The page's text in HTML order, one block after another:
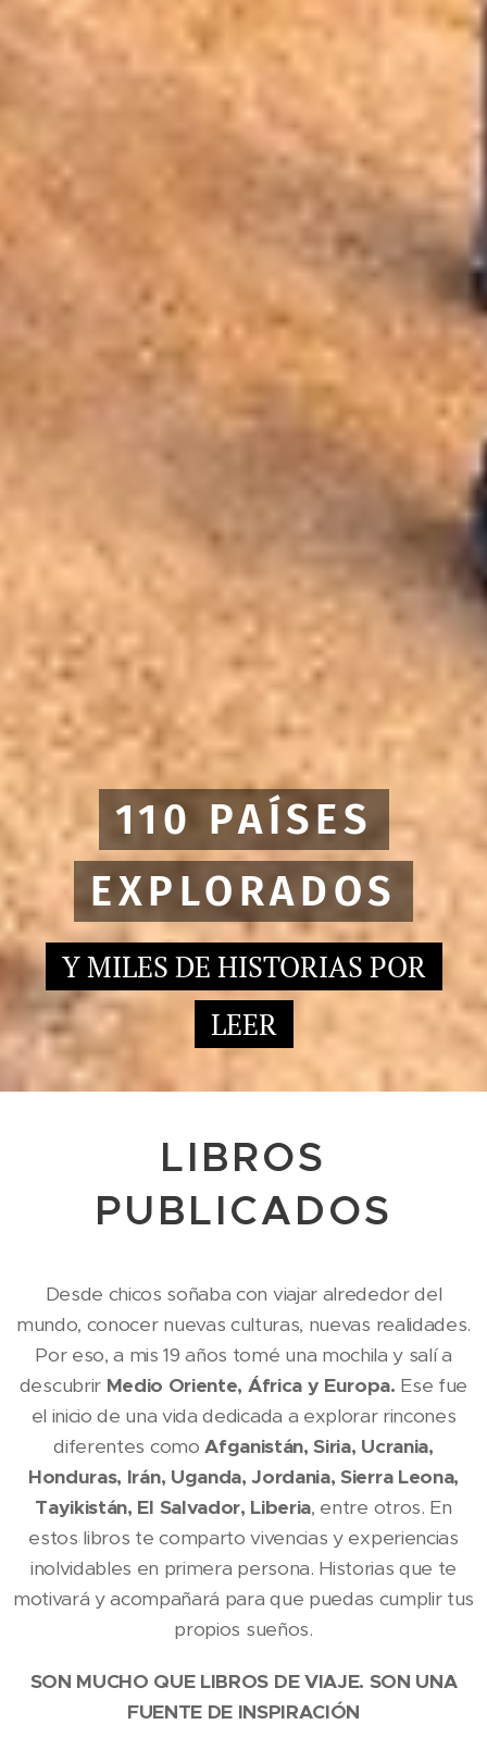
110 PAÍSES
EXPLORADOS
Y MILES DE HISTORIAS POR
LEER
LIBROS
PUBLICADOS
Desde chicos soñaba con viajar alrededor del
mundo, conocer nuevas culturas, nuevas realidades.
Por eso, a mis 19 años tomé una mochila y salí a
descubrir Medio Oriente, África y Europa. Ese fue
el inicio de una vida dedicada a explorar rincones
diferentes comoAfganistán, Siria, Ucrania,
Honduras, Irán, Uganda, Jordania, Sierra Leona,
Tayikistán, El Salvador, Liberia, entre otros. En
estos libros te comparto vivencias y experiencias
inolvidables en primera persona. Historias que te
motivará y acompañará para que puedas cumplir tus
propios sueños.
SON MUCHO QUE LIBROS DE VIAJE. SON UNA
FUENTE DE INSPIRACIÓN